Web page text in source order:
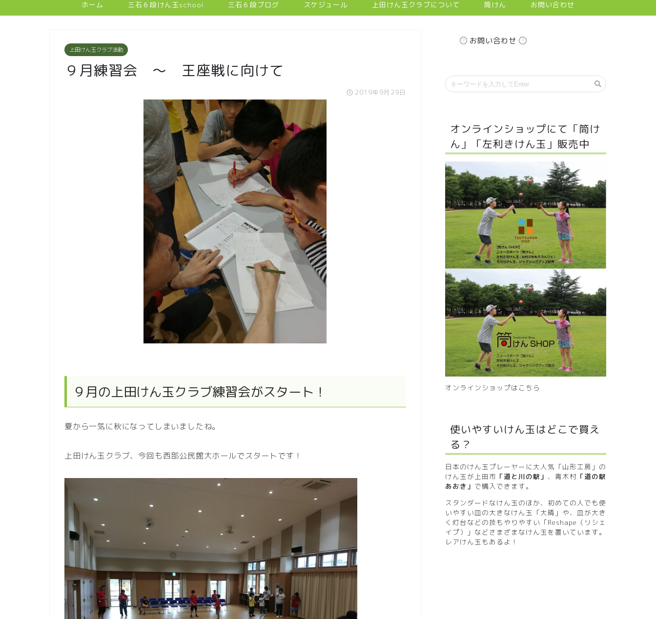
ホーム 三石６段けん玉school 三石６段ブログ スケジュール 上田けん玉クラブについて 筒けん お問い合わせ
上田けん玉クラブ活動
９月練習会 ～ 王座戦に向けて
2019年9月29日
９月の上田けん玉クラブ練習会がスタート！
夏から一気に秋になってしまいましたね。
上田けん玉クラブ、今回も西部公民館大ホールでスタートです！
お問い合わせ
オンラインショップにて「筒け
ん」「左利きけん玉」販売中
オンラインショップはこちら
使いやすいけん玉はどこで買え
る？
日本のけん玉プレーヤーに大人気「山形工房」の
けん玉が上田市 「道と川の駅」 、青木村 「道の駅
あおき」 で購入できます。
スタンダードなけん玉のほか、初めての人でも使
いやすい皿の大きなけん玉「大晴」や、皿が大き
く灯台などの技もやりやすい「Reshape（リシェ
イプ）」などさまざまなけん玉を置いています。
レアけん玉もあるよ！